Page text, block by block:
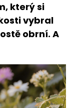
který si
vybral
obrní. A